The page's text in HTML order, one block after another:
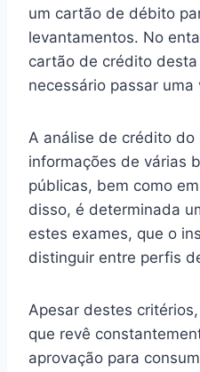
um cartão de débito
levantamentos. No
cartão de crédito
necessário passar
A análise de crédito
informações de várias
públicas, bem como
disso, é determinada
estes exames, que o
distinguir entre perfis
Apesar destes
que revê
aprovação para